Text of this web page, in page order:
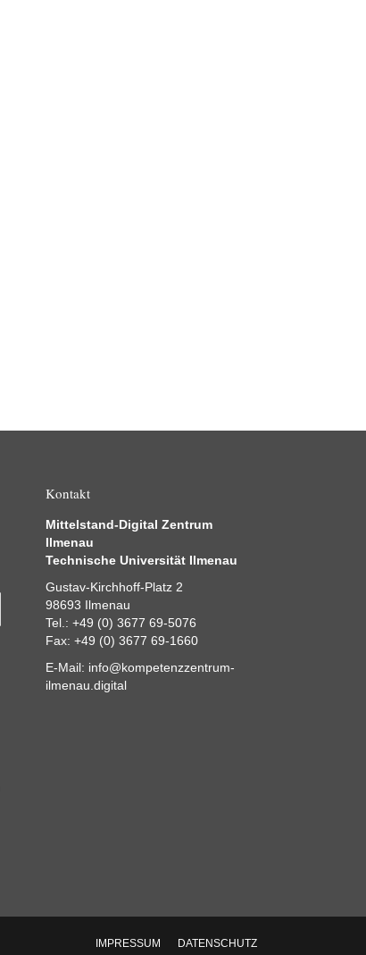
Kontakt
Mittelstand-Digital Zentrum
Ilmenau
Technische Universität Ilmenau
Gustav-Kirchhoff-Platz 2
98693 Ilmenau
Tel.: +49 (0) 3677 69-5076
Fax: +49 (0) 3677 69-1660
E-Mail: info@kompetenzzentrum-
ilmenau.digital
IMPRESSUM DATENSCHUTZ